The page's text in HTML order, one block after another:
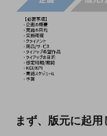
まず、版元に起